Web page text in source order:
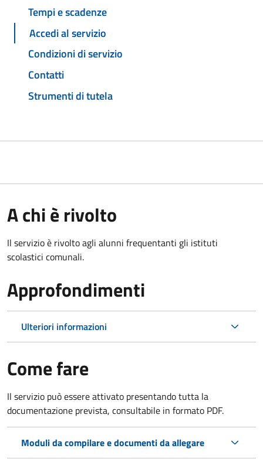
Tempi e scadenze
Accedi al servizio
Condizioni di servizio
Contatti
Strumenti di tutela
A chi è rivolto
Il servizio è rivolto agli alunni frequentanti gli istituti
scolastici comunali.
Approfondimenti
Ulteriori informazioni
Come fare
Il servizio può essere attivato presentando tutta la
documentazione prevista, consultabile in formato PDF.
Moduli da compilare e documenti da allegare